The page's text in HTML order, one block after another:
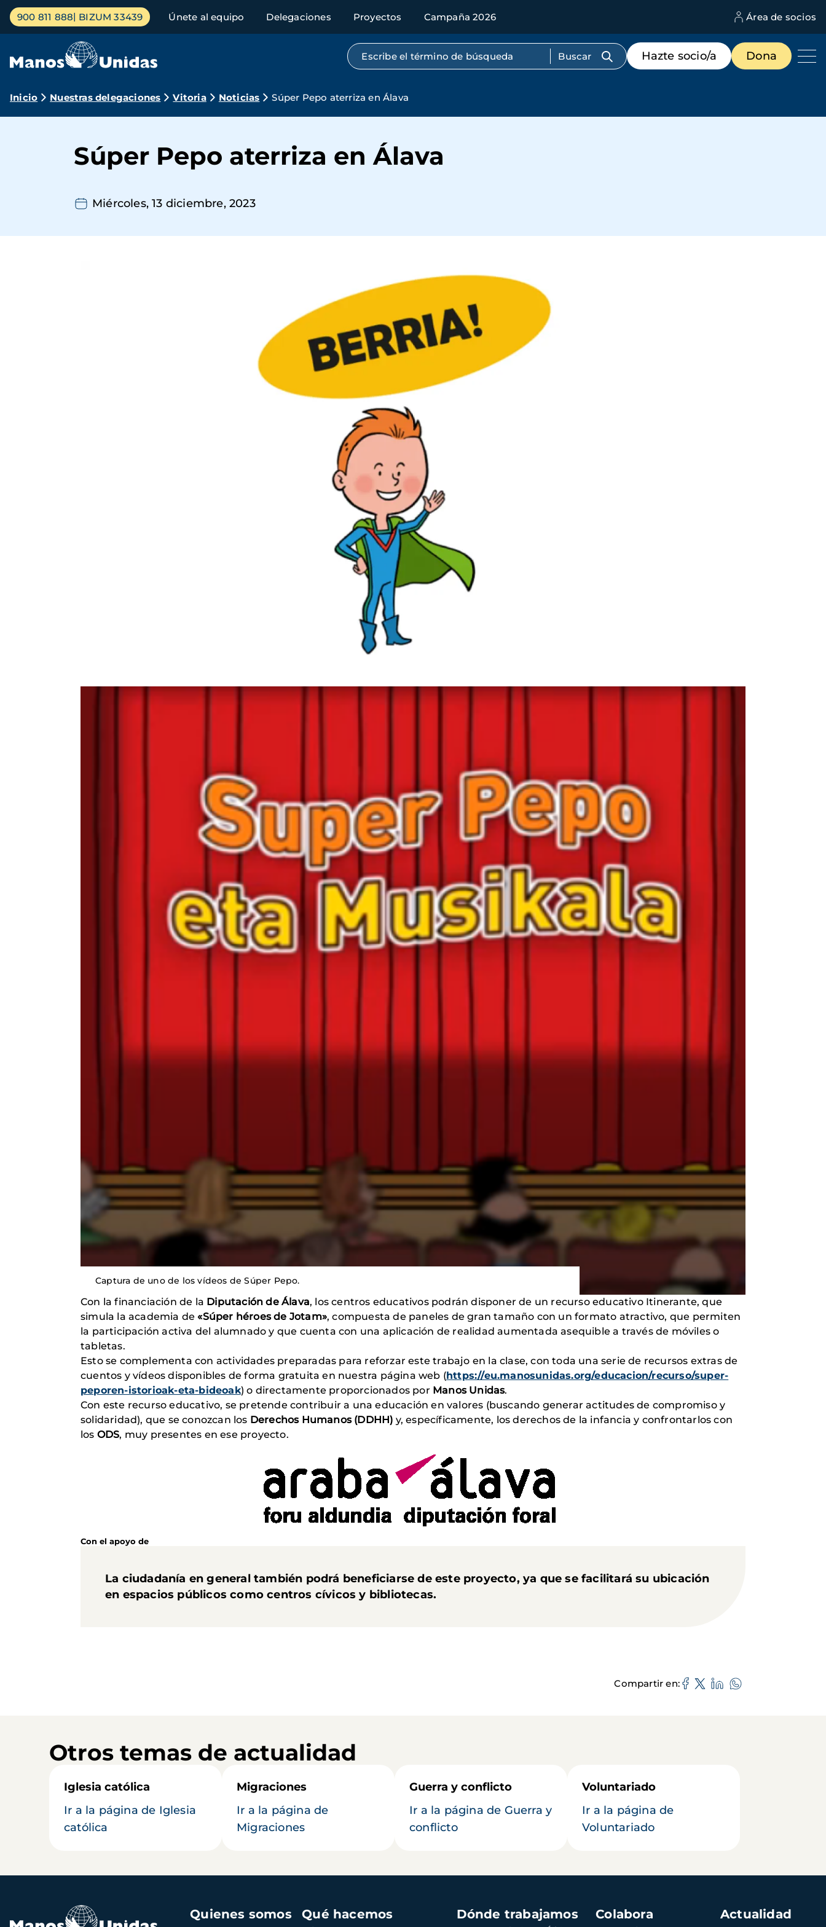
Pasar
contenido
Menú
principal
900 811 888 BIZUM 33439 Únete al equipo Delegaciones Proyectos Campaña 2026 Área de socios
Búsqueda por texto completo
Menú
de
destacados
Hazte socio/a Dona
Ruta
navegación
Inicio Nuestras delegaciones Vitoria Noticias Súper Pepo aterriza en Álava
Súper Pepo aterriza en Álava
Miércoles, 13 diciembre, 2023
Captura de uno de los vídeos de Súper Pepo.
Con la financiación de la Diputación de Álava, los centros educativos podrán disponer de un recurso educativo Itinerante, que
simula la academia de«Súper héroes de Jotam», compuesta de paneles de gran tamaño con un formato atractivo, que permiten
la participación activa del alumnado y que cuenta con una aplicación de realidad aumentada asequible a través de móviles o
tabletas.
Esto se complementa con actividades preparadas para reforzar este trabajo en la clase, con toda una serie de recursos extras de
cuentos y vídeos disponibles de forma gratuita en nuestra página web (https://eu.manosunidas.org/educacion/recurso/super-
peporen-istorioak-eta-bideoak) o directamente proporcionados por Manos Unidas.
Con este recurso educativo, se pretende contribuir a una educación en valores (buscando generar actitudes de compromiso y
solidaridad), que se conozcan los Derechos Humanos (DDHH) y, específicamente, los derechos de la infancia y confrontarlos con
los ODS, muy presentes en ese proyecto.
Con el apoyo de
La ciudadanía en general también podrá beneficiarse de este proyecto, ya que se facilitará su ubicación
en espacios públicos como centros cívicos y bibliotecas.
Compartir en
Otros temas de actualidad
Iglesia católica
Ir a la página de Iglesia
católica
Migraciones
Ir a la página de
Migraciones
Guerra y conflicto
Ir a la página de Guerra y
conflicto
Voluntariado
Ir a la página de
Voluntariado
Navegación
principal
Quienes somos Qué hacemos Dónde trabajamos Colabora Actualidad